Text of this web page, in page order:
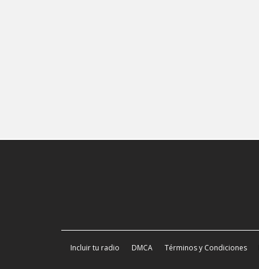
Incluir tu radio DMCA Términos y Condiciones